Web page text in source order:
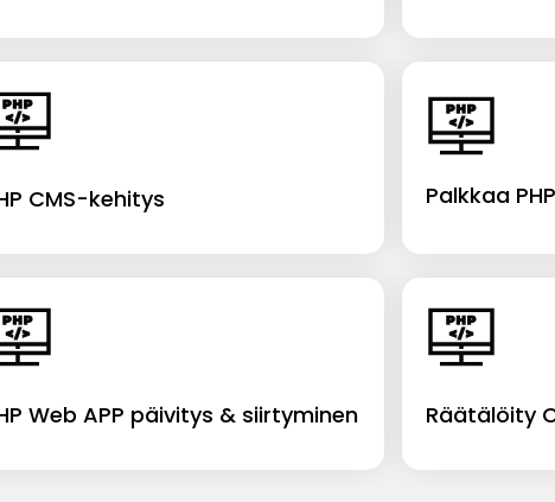
CMS-kehitys Palkkaa
Web APP päivitys & siirtyminen Räätälöity